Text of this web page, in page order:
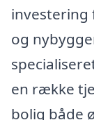
investering
og
en række
bolig både